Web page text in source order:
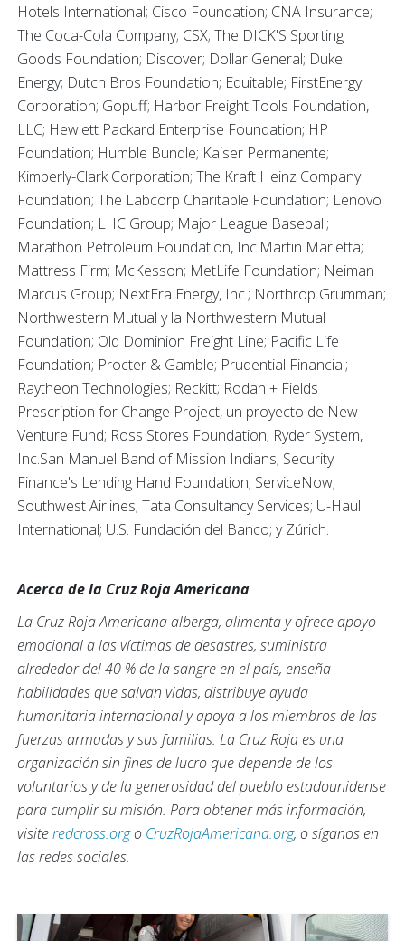
Hotels International; Cisco Foundation; CNA Insurance;
The Coca-Cola Company; CSX; The DICK'S Sporting
Goods Foundation; Discover; Dollar General; Duke
Energy; Dutch Bros Foundation; Equitable; FirstEnergy
Corporation; Gopuff; Harbor Freight Tools Foundation,
LLC; Hewlett Packard Enterprise Foundation; HP
Foundation; Humble Bundle; Kaiser Permanente;
Kimberly-Clark Corporation; The Kraft Heinz Company
Foundation; The Labcorp Charitable Foundation; Lenovo
Foundation; LHC Group; Major League Baseball;
Marathon Petroleum Foundation, Inc.Martin Marietta;
Mattress Firm; McKesson; MetLife Foundation; Neiman
Marcus Group; NextEra Energy, Inc.; Northrop Grumman;
Northwestern Mutual y la Northwestern Mutual
Foundation; Old Dominion Freight Line; Pacific Life
Foundation; Procter & Gamble; Prudential Financial;
Raytheon Technologies; Reckitt; Rodan + Fields
Prescription for Change Project, un proyecto de New
Venture Fund; Ross Stores Foundation; Ryder System,
Inc.San Manuel Band of Mission Indians; Security
Finance's Lending Hand Foundation; ServiceNow;
Southwest Airlines; Tata Consultancy Services; U-Haul
International; U.S. Fundación del Banco; y Zúrich.
Acerca de la Cruz Roja Americana
La Cruz Roja Americana alberga, alimenta y ofrece apoyo
emocional a las víctimas de desastres, suministra
alrededor del 40 % de la sangre en el país, enseña
habilidades que salvan vidas, distribuye ayuda
humanitaria internacional y apoya a los miembros de las
fuerzas armadas y sus familias. La Cruz Roja es una
organización sin fines de lucro que depende de los
voluntarios y de la generosidad del pueblo estadounidense
para cumplir su misión. Para obtener más información,
visiteredcross.orgo CruzRojaAmericana.org, o síganos en
las redes sociales.